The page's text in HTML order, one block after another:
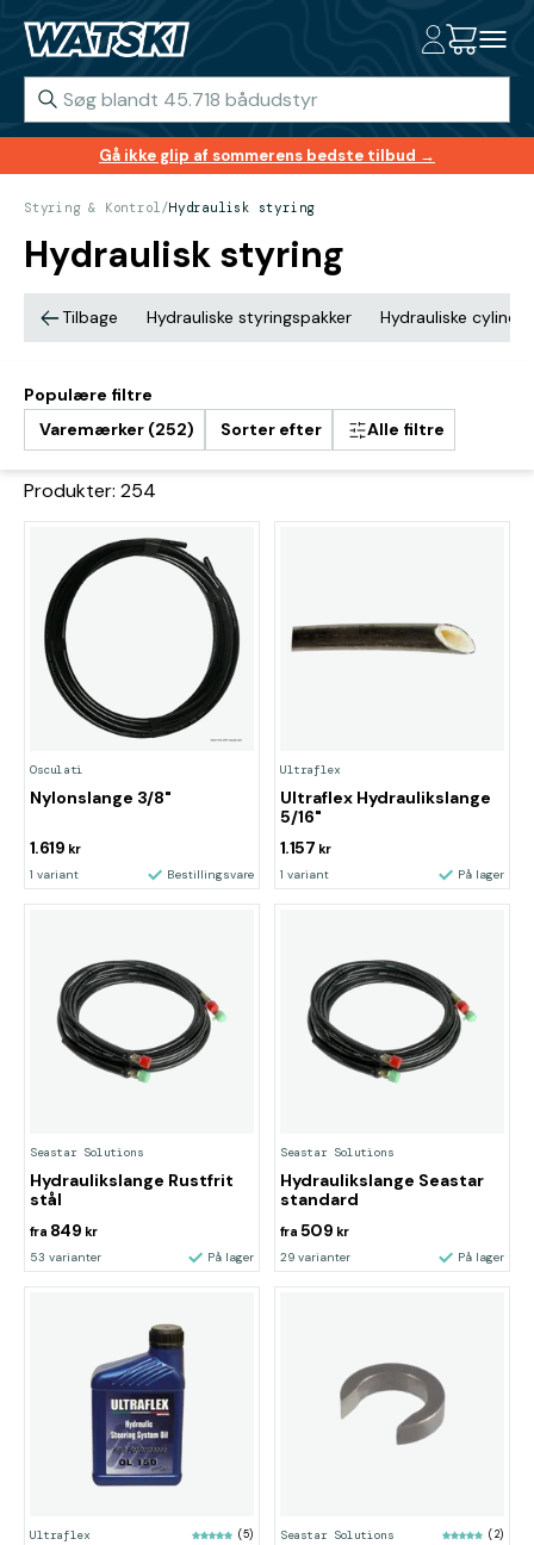
Gå ikke glip af sommerens bedste tilbud →
Styring & Kontrol/Hydraulisk styring
Hydraulisk styring
Tilbage Hydrauliske styringspakker Hydrauliske
Populære filtre
Varemærker (252)
Sorter efter Alle filtre
Produkter: 254
Osculati
Nylonslange 3/8"
1.619 kr
1 variant Bestillingsvare
Ultraflex
Ultraflex Hydraulikslange
5/16"
1.157 kr
1 variant På lager
Seastar Solutions
Hydraulikslange Rustfrit
stål
fra 849 kr
53 varianter På lager
Seastar Solutions
Hydraulikslange Seastar
standard
fra 509 kr
29 varianter På lager
Ultraflex (5) Seastar Solutions (2)